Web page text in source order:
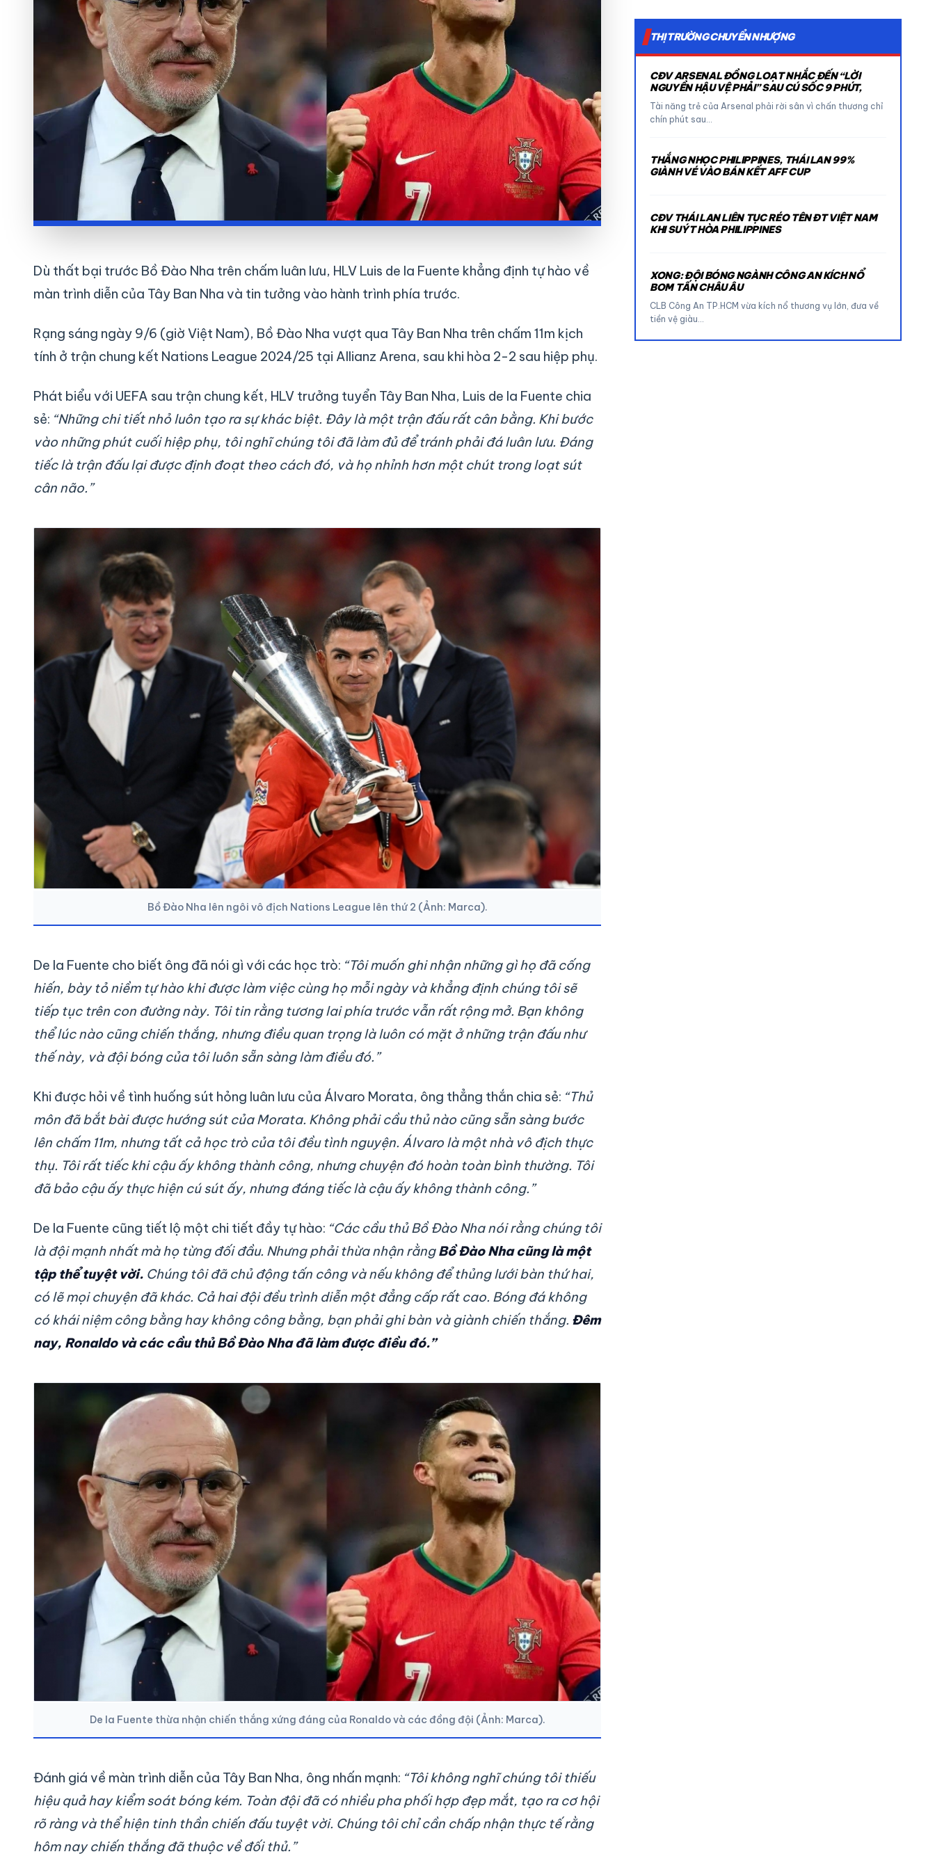
Dù thất bại trước Bồ Đào Nha trên chấm luân lưu, HLV Luis de la Fuente khẳng định tự hào về
màn trình diễn của Tây Ban Nha và tin tưởng vào hành trình phía trước.
Rạng sáng ngày 9/6 (giờ Việt Nam), Bồ Đào Nha vượt qua Tây Ban Nha trên chấm 11m kịch
tính ở trận chung kết Nations League 2024/25 tại Allianz Arena, sau khi hòa 2-2 sau hiệp phụ.
Phát biểu với UEFA sau trận chung kết, HLV trưởng tuyển Tây Ban Nha, Luis de la Fuente chia
sẻ: “Những chi tiết nhỏ luôn tạo ra sự khác biệt. Đây là một trận đấu rất cân bằng. Khi bước
vào những phút cuối hiệp phụ, tôi nghĩ chúng tôi đã làm đủ để tránh phải đá luân lưu. Đáng
tiếc là trận đấu lại được định đoạt theo cách đó, và họ nhỉnh hơn một chút trong loạt sút
cân não.”
Bồ Đào Nha lên ngôi vô địch Nations League lên thứ 2 (Ảnh: Marca).
De la Fuente cho biết ông đã nói gì với các học trò: “Tôi muốn ghi nhận những gì họ đã cống
hiến, bày tỏ niềm tự hào khi được làm việc cùng họ mỗi ngày và khẳng định chúng tôi sẽ
tiếp tục trên con đường này. Tôi tin rằng tương lai phía trước vẫn rất rộng mở. Bạn không
thể lúc nào cũng chiến thắng, nhưng điều quan trọng là luôn có mặt ở những trận đấu như
thế này, và đội bóng của tôi luôn sẵn sàng làm điều đó.”
Khi được hỏi về tình huống sút hỏng luân lưu của Álvaro Morata, ông thẳng thắn chia sẻ: “Thủ
môn đã bắt bài được hướng sút của Morata. Không phải cầu thủ nào cũng sẵn sàng bước
lên chấm 11m, nhưng tất cả học trò của tôi đều tình nguyện. Álvaro là một nhà vô địch thực
thụ. Tôi rất tiếc khi cậu ấy không thành công, nhưng chuyện đó hoàn toàn bình thường. Tôi
đã bảo cậu ấy thực hiện cú sút ấy, nhưng đáng tiếc là cậu ấy không thành công.”
De la Fuente cũng tiết lộ một chi tiết đầy tự hào: “Các cầu thủ Bồ Đào Nha nói rằng chúng tôi
là đội mạnh nhất mà họ từng đối đầu. Nhưng phải thừa nhận rằngBồ Đào Nha cũng là một
tập thể tuyệt vời. Chúng tôi đã chủ động tấn công và nếu không để thủng lưới bàn thứ hai,
có lẽ mọi chuyện đã khác. Cả hai đội đều trình diễn một đẳng cấp rất cao. Bóng đá không
có khái niệm công bằng hay không công bằng, bạn phải ghi bàn và giành chiến thắng. Đêm
nay, Ronaldo và các cầu thủ Bồ Đào Nha đã làm được điều đó.”
De la Fuente thừa nhận chiến thắng xứng đáng của Ronaldo và các đồng đội (Ảnh: Marca).
Đánh giá về màn trình diễn của Tây Ban Nha, ông nhấn mạnh: “Tôi không nghĩ chúng tôi thiếu
hiệu quả hay kiểm soát bóng kém. Toàn đội đã có nhiều pha phối hợp đẹp mắt, tạo ra cơ hội
rõ ràng và thể hiện tinh thần chiến đấu tuyệt vời. Chúng tôi chỉ cần chấp nhận thực tế rằng
hôm nay chiến thắng đã thuộc về đối thủ.”
THỊ TRƯỜNG CHUYỂN NHƯỢNG
CĐV ARSENAL ĐỒNG LOẠT NHẮC ĐẾN “LỜI
NGUYỀN HẬU VỆ PHẢI” SAU CÚ SỐC 9 PHÚT,
Tài năng trẻ của Arsenal phải rời sân vì chấn thương chỉ
chín phút sau…
THẮNG NHỌC PHILIPPINES, THÁI LAN 99%
GIÀNH VÉ VÀO BÁN KẾT AFF CUP
CĐV THÁI LAN LIÊN TỤC RÉO TÊN ĐT VIỆT NAM
KHI SUÝT HÒA PHILIPPINES
XONG: ĐỘI BÓNG NGÀNH CÔNG AN KÍCH NỔ
BOM TẤN CHÂU ÂU
CLB Công An TP.HCM vừa kích nổ thương vụ lớn, đưa về
tiền vệ giàu…